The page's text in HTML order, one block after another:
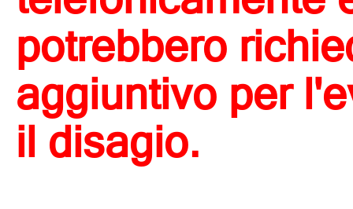
potrebbero
aggiuntivo per
il disagio.